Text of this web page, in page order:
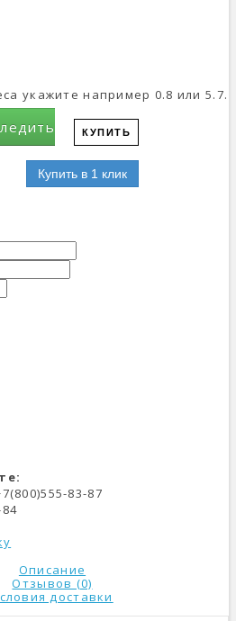
укажите например 0.8 или 5.7.
КУПИТЬ
Купить в 1 клик
83-87
Описание
Отзывов (0)
доставки